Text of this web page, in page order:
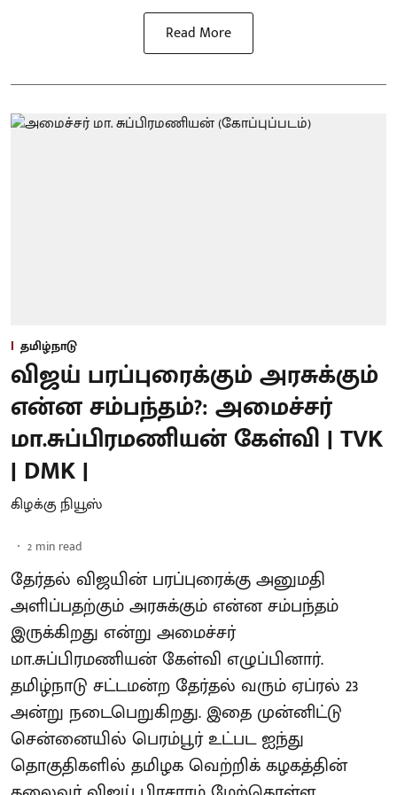
Read More
தமிழ்நாடு
விஜய் பரப்புரைக்கும் அரசுக்கும்
என்ன சம்பந்தம்?: அமைச்சர்
மா.சுப்பிரமணியன் கேள்வி | TVK
| DMK |
கிழக்கு நியூஸ்
2 min read
தேர்தல் விஜயின் பரப்புரைக்கு அனுமதி
அளிப்பதற்கும் அரசுக்கும் என்ன சம்பந்தம்
இருக்கிறது என்று அமைச்சர்
மா.சுப்பிரமணியன் கேள்வி எழுப்பினார்.
தமிழ்நாடு சட்டமன்ற தேர்தல் வரும் ஏப்ரல் 23
அன்று நடைபெறுகிறது. இதை முன்னிட்டு
சென்னையில் பெரம்பூர் உட்பட ஐந்து
தொகுதிகளில் தமிழக வெற்றிக் கழகத்தின்